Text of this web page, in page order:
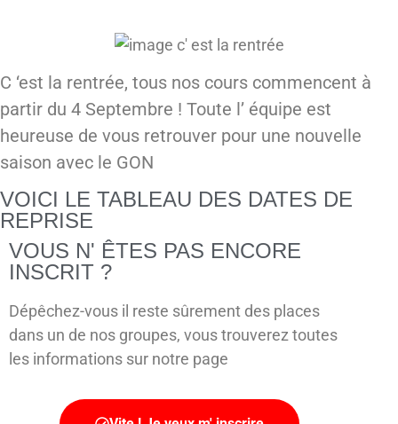
C ‘est la rentrée, tous nos cours commencent à
partir du 4 Septembre ! Toute l’ équipe est
heureuse de vous retrouver pour une nouvelle
saison avec le GON
VOICI LE TABLEAU DES DATES DE
REPRISE
VOUS N' ÊTES PAS ENCORE
INSCRIT ?
Dépêchez-vous il reste sûrement des places
dans un de nos groupes, vous trouverez toutes
les informations sur notre page